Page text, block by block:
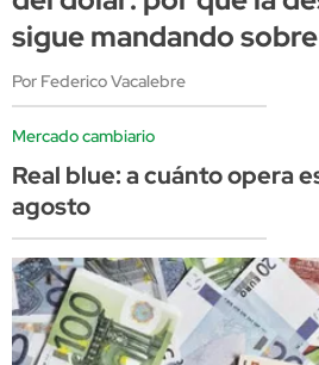
sigue mandando
Por Federico Vacalebre
Mercado cambiario
Real blue: a cuánto opera
agosto